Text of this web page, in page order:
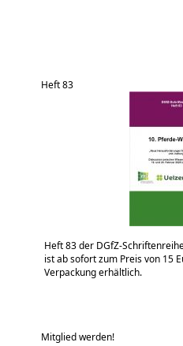
Heft 83
Heft 83 der DGfZ-
ist ab sofort zum Preis von 15
Verpackung erhältlich.
Mitglied werden!